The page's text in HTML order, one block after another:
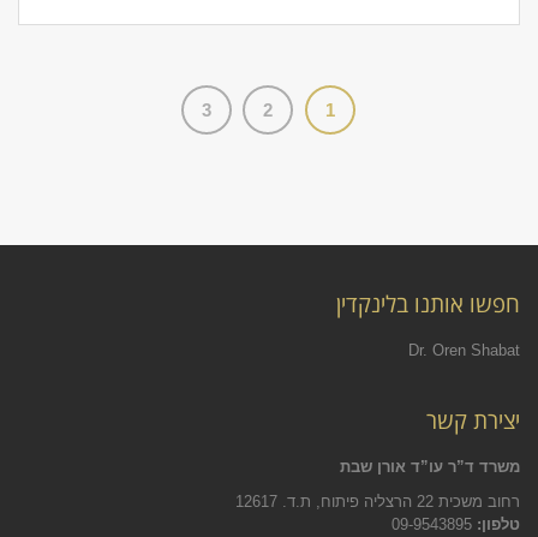
1
2
3
חפשו אותנו בלינקדין
Dr. Oren Shabat
יצירת קשר
משרד ד”ר עו”ד אורן שבת
רחוב משכית 22 הרצליה פיתוח, ת.ד. 12617
טלפון: